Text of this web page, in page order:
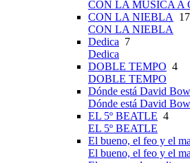
CON LA MÚSICA A
CON LA NIEBLA
17
CON LA NIEBLA
Dedica 7
Dedica
DOBLE TEMPO 4
DOBLE TEMPO
Dónde está David
Dónde está David
EL 5º BEATLE 4
EL 5º BEATLE
El bueno, el feo y el
El bueno, el feo y el